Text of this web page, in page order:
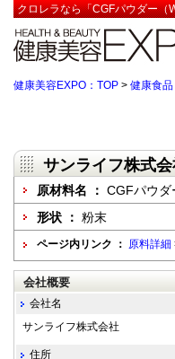
クロレラなら「CGFパウダー（
健康美容EXPO：TOP > 健康食品
サンライフ株式
原材料名 ： CGFパウダ
形状 ： 粉末
ページ内リンク ： 原料詳細
会社概要
会社名
サンライフ株式会社
住所